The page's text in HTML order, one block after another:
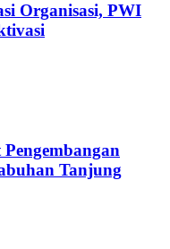
Organisasi, PWI
Tanjung